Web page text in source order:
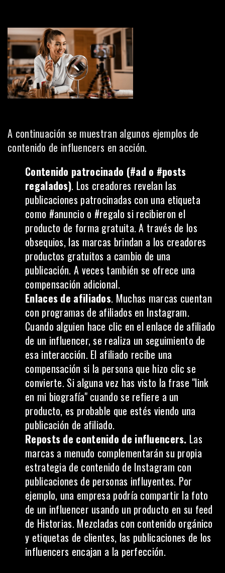
A continuación se muestran algunos ejemplos de
contenido de influencers en acción.
Contenido patrocinado (#ad o #posts
regalados). Los creadores revelan las
publicaciones patrocinadas con una etiqueta
como #anuncio o #regalo si recibieron el
producto de forma gratuita. A través de los
obsequios, las marcas brindan a los creadores
productos gratuitos a cambio de una
publicación. A veces también se ofrece una
compensación adicional.
Enlaces de afiliados. Muchas marcas cuentan
con programas de afiliados en Instagram.
Cuando alguien hace clic en el enlace de afiliado
de un influencer, se realiza un seguimiento de
esa interacción. El afiliado recibe una
compensación si la persona que hizo clic se
convierte. Si alguna vez has visto la frase "link
en mi biografía" cuando se refiere a un
producto, es probable que estés viendo una
publicación de afiliado.
Reposts de contenido de influencers. Las
marcas a menudo complementarán su propia
estrategia de contenido de Instagram con
publicaciones de personas influyentes. Por
ejemplo, una empresa podría compartir la foto
de un influencer usando un producto en su feed
de Historias. Mezcladas con contenido orgánico
y etiquetas de clientes, las publicaciones de los
influencers encajan a la perfección.